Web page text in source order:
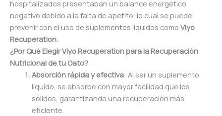
hospitalizados presentaban un balance energético
negativo debido a la falta de apetito, lo cual se puede
prevenir con el uso de suplementos líquidos como Viyo
Recuperation
¿Por Qué Elegir Viyo Recuperation para la Recuperación
Nutricional de tu Gato?
Absorción rápida y efectiva: Al ser un suplemento
líquido, se absorbe con mayor facilidad que los
sólidos, garantizando una recuperación más
eficiente.